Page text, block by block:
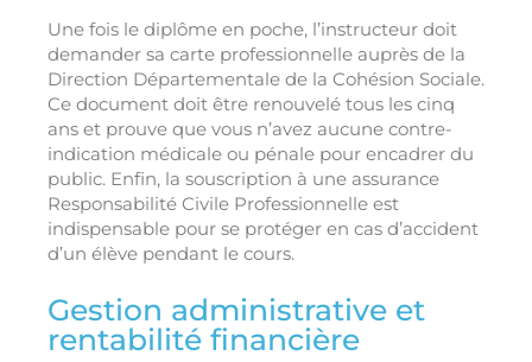
Une fois le diplôme en poche, l’instructeur doit
demander sa carte professionnelle auprès de la
Direction Départementale de la Cohésion Sociale.
Ce document doit être renouvelé tous les cinq
ans et prouve que vous n’avez aucune contre-
indication médicale ou pénale pour encadrer du
public. Enfin, la souscription à une assurance
Responsabilité Civile Professionnelle est
indispensable pour se protéger en cas d’accident
d’un élève pendant le cours.
Gestion administrative et
rentabilité financière